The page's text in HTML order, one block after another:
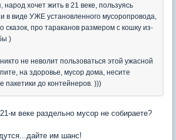
народ хочет жить в 21 веке, пользуясь
в виде УЖЕ установленного мусоропровода,
сказок, про тараканов размером с кошку из-
)
не неволит пользоваться этой ужасной
на здоровье, мусор дома, несите
пакетики до контейнеров. )))
м веке раздельно мусор не собираете?
им шанс!